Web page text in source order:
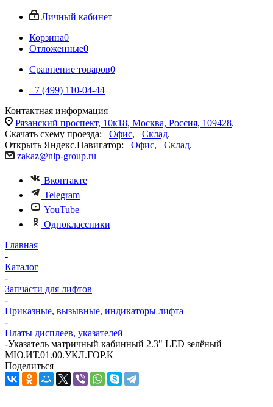
Личный кабинет
Корзина0
Отложенные0
Сравнение товаров0
+7 (499) 110-04-44
Контактная информация
Рязанский проспект, 10к18, Москва, Россия, 109428.
Скачать схему проезда: Офис, Склад.
Открыть Яндекс.Навигатор: Офис, Склад.
zakaz@nlp-group.ru
Вконтакте
Telegram
YouTube
Одноклассники
Главная
-
Каталог
-
Запчасти для лифтов
-
Приказные, вызывные, индикаторы лифта
-
Платы дисплеев, указателей
-Указатель матричный кабинный 2.3" LED зелёный
МЮ.ИТ.01.00.УКЛ.ГОР.К
Поделиться